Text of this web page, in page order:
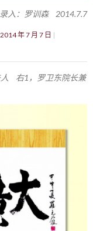
入：罗训森 2014.7.7
2014 年 7 月 7 日
右1，罗卫东院长兼